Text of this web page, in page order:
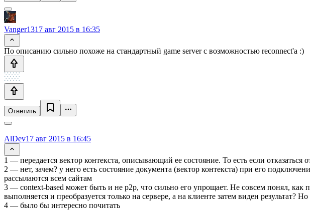
Vanger1317 авг 2015 в 16:35
По описанию сильно похоже на стандартный game server с возможностью reconnect'a :)
Ответить
AlDev17 авг 2015 в 16:45
1 — передается вектор контекста, описывающий ее состояние. То есть если
2 — нет, зачем? у него есть состояние документа (вектор контекста) при его
рассылаются всем сайтам
3 — сontext-based может быть и не p2p, что сильно его упрощает. Не совсем понял, как
выполняется и преобразуется только на сервере, а на клиенте затем виден
4 — было бы интересно почитать